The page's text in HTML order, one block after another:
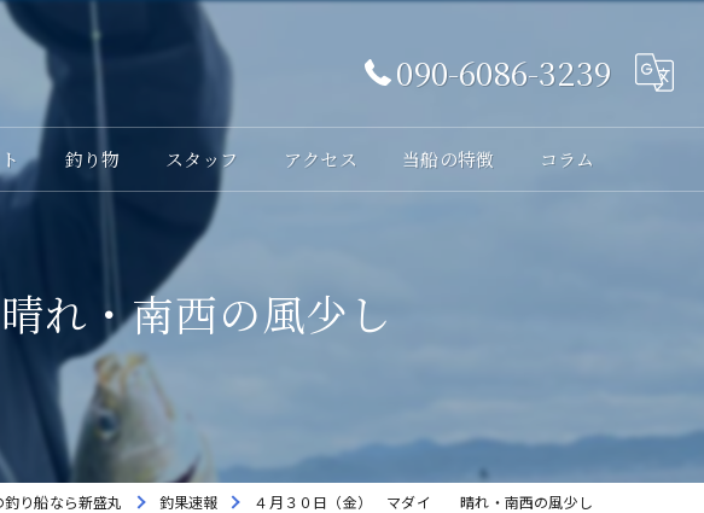
090-6086-3239
釣り物 スタッフ アクセス 当船の特徴 コラム
・南西の風少し
釣り船なら新盛丸 釣果速報 ４月３０日（金） マダイ 晴れ・南西の風少し